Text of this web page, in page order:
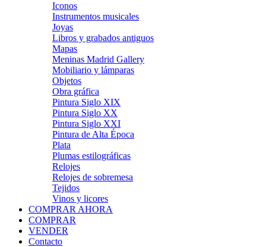
Iconos
Instrumentos musicales
Joyas
Libros y grabados antiguos
Mapas
Meninas Madrid Gallery
Mobiliario y lámparas
Objetos
Obra gráfica
Pintura Siglo XIX
Pintura Siglo XX
Pintura Siglo XXI
Pintura de Alta Época
Plata
Plumas estilográficas
Relojes
Relojes de sobremesa
Tejidos
Vinos y licores
COMPRAR AHORA
COMPRAR
VENDER
Contacto